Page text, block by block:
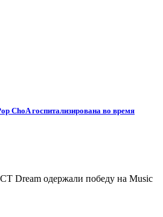
ChoA госпитализирована во время
Dream одержали победу на Music